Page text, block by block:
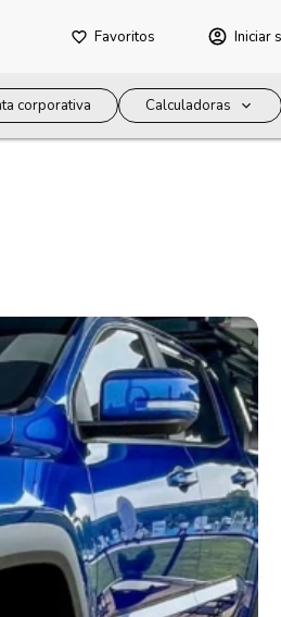
Favoritos Iniciar
corporativa Calculadoras